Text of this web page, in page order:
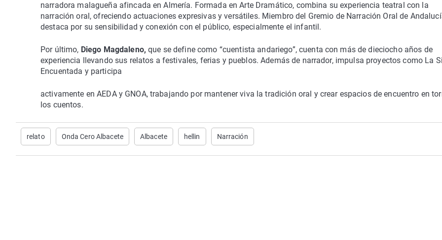
narradora malagueña afincada en Almería. Formada en Arte Dramático, combina su experiencia teatral con la
narración oral, ofreciendo actuaciones expresivas y versátiles. Miembro del Gremio de Narración Oral de
destaca por su sensibilidad y conexión con el público, especialmente el infantil.
Por último, Diego Magdaleno, que se define como “cuentista andariego”, cuenta con más de dieciocho años de
experiencia llevando sus relatos a festivales, ferias y pueblos. Además de narrador, impulsa proyectos como La
Encuentada y participa
activamente en AEDA y GNOA, trabajando por mantener viva la tradición oral y crear espacios de encuentro en
los cuentos.
relato Onda Cero Albacete Albacete hellin Narración